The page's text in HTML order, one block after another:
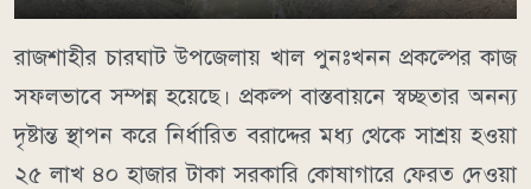
রাজশাহীর চারঘাট উপজেলায় খাল পুনঃখনন প্রকল্পের কাজ
সফলভাবে সম্পন্ন হয়েছে। প্রকল্প বাস্তবায়নে স্বচ্ছতার অনন্য
দৃষ্টান্ত স্থাপন করে নির্ধারিত বরাদ্দের মধ্য থেকে সাশ্রয় হওয়া
২৫ লাখ ৪০ হাজার টাকা সরকারি কোষাগারে ফেরত দেওয়া